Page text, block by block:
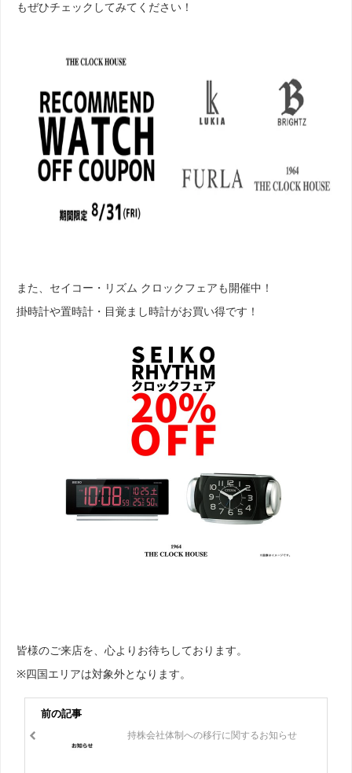
もぜひチェックしてみてください！
また、セイコー・リズム クロックフェアも開催中！
掛時計や置時計・目覚まし時計がお買い得です！
皆様のご来店を、心よりお待ちしております。
※四国エリアは対象外となります。
前の記事
持株会社体制への移行に関するお知らせ